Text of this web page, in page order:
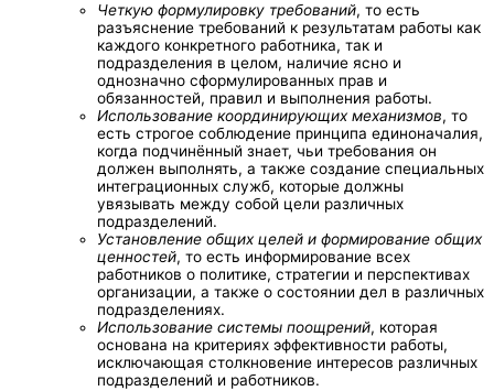
Четкую формулировку требований, то есть
разъяснение требований к результатам работы как
каждого конкретного работника, так и
подразделения в целом, наличие ясно и
однозначно сформулированных прав и
обязанностей, правил и выполнения работы.
Использование координирующих механизмов, то
есть строгое соблюдение принципа единоначалия,
когда подчинённый знает, чьи требования он
должен выполнять, а также создание специальных
интеграционных служб, которые должны
увязывать между собой цели различных
подразделений.
Установление общих целей и формирование общих
ценностей, то есть информирование всех
работников о политике, стратегии и перспективах
организации, а также о состоянии дел в различных
подразделениях.
Использование системы поощрений, которая
основана на критериях эффективности работы,
исключающая столкновение интересов различных
подразделений и работников.